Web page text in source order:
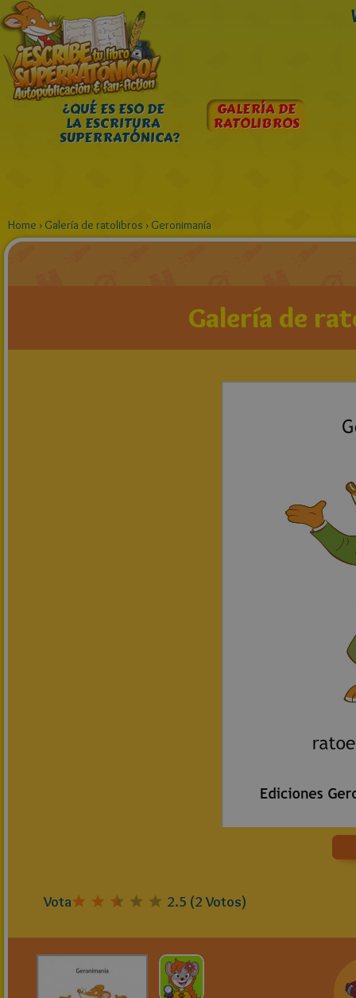
¿QUÉ ES ESO DE
LA ESCRITURA
SUPERRATÓNICA?
GALERÍA DE
RATOLIBROS
Home › Galería de ratolibros › Geronimanía
Galería de
Vota 2.5 (2Votos)